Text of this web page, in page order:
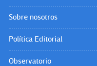
Sobre nosotros
Política Editorial
Observatorio